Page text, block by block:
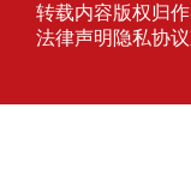
转载内容版权归
法律声明隐私协议